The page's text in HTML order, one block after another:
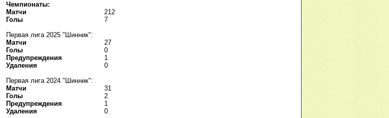
Чемпионаты:
Матчи
212
Голы
7
Первая лига 2025 "Шинник":
Матчи
27
Голы
0
Предупреждения
1
Удаления
0
Первая лига 2024 "Шинник":
Матчи
31
Голы
2
Предупреждения
1
Удаления
0